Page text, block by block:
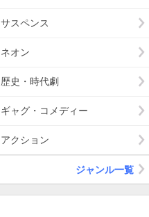
サスペンス
ネオン
歴史・時代劇
ギャグ・コメディー
アクション
ジャンル一覧